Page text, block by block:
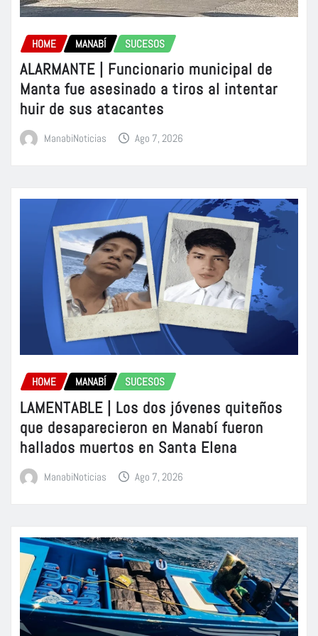
HOME MANABÍ SUCESOS
ALARMANTE | Funcionario municipal de
Manta fue asesinado a tiros al intentar
huir de sus atacantes
ManabiNoticias Ago 7, 2026
HOME MANABÍ SUCESOS
LAMENTABLE | Los dos jóvenes quiteños
que desaparecieron en Manabí fueron
hallados muertos en Santa Elena
ManabiNoticias Ago 7, 2026